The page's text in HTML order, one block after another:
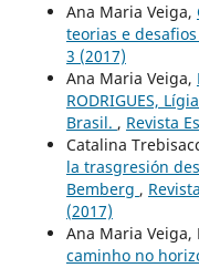
Ana Maria Veiga,
teorias e desafios
3 (2017)
Ana Maria Veiga,
RODRIGUES,
Brasil. , Revista
Catalina
la trasgresión
Bemberg ,
(2017)
Ana Maria Veiga,
caminho no